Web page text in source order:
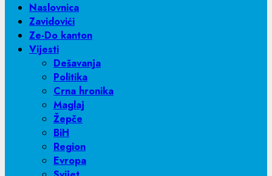
Naslovnica
Zavidovići
Ze-Do kanton
Vijesti
Dešavanja
Politika
Crna hronika
Maglaj
Žepče
BiH
Region
Evropa